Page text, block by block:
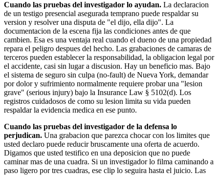
Cuando las pruebas del investigador lo ayudan. La declaracion
de un testigo presencial asegurada temprano puede respaldar su
version y resolver una disputa de "el dijo, ella dijo". La
documentacion de la escena fija las condiciones antes de que
cambien. Esa es una ventaja real cuando el dueno de una propiedad
repara el peligro despues del hecho. Las grabaciones de camaras de
terceros pueden establecer la responsabilidad, la obligacion legal por
el accidente, casi sin lugar a discusion. Hay un beneficio mas. Bajo
el sistema de seguro sin culpa (no-fault) de Nueva York, demandar
por dolor y sufrimiento normalmente requiere probar una "lesion
grave" (serious injury) bajo la Insurance Law § 5102(d). Los
registros cuidadosos de como su lesion limita su vida pueden
respaldar la evidencia medica en ese punto.
Cuando las pruebas del investigador de la defensa lo
perjudican. Una grabacion que parezca chocar con los limites que
usted declaro puede reducir bruscamente una oferta de acuerdo.
Digamos que usted testifico en una deposicion que no puede
caminar mas de una cuadra. Si un investigador lo filma caminando a
paso ligero por tres cuadras, ese clip lo seguira hasta el juicio. Las